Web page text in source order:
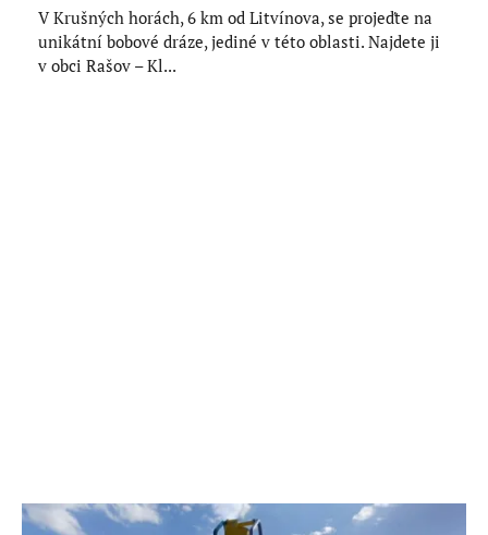
V Krušných horách, 6 km od Litvínova, se projeďte na
unikátní bobové dráze, jediné v této oblasti. Najdete ji
v obci Rašov – Kl...